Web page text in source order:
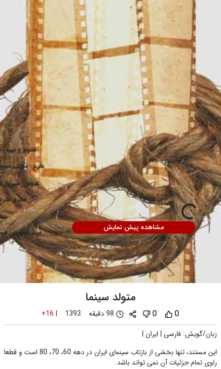
مشاهده پیش نمایش
متولد سینما
0
0 98 دقیقه 1393
+16 |
زبان/گویش: فارسی | ایران |
این مستند، تنها بخشی از بازتاب سینمای ایران در دهه 60، 70، 80 است و قطعا
راوی تمام جزئیات آن نمی تواند باشد.